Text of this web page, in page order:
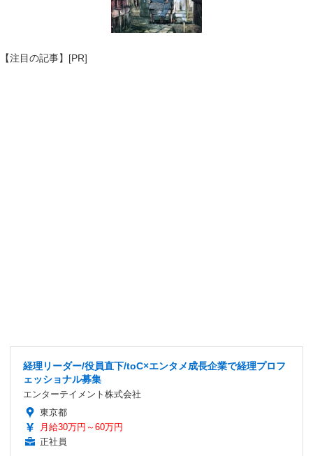
【注目の記事】[PR]
経理リーダー/役員直下/toC×エンタメ成長企業で経理プロフ
ェッショナル募集
エンターテイメント株式会社
東京都
月給30万円～60万円
正社員